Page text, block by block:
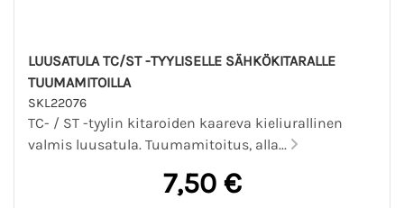
LUUSATULA TC/ST -TYYLISELLE SÄHKÖKITARALLE
TUUMAMITOILLA
SKL22076
TC- / ST -tyylin kitaroiden kaareva kieliurallinen
valmis luusatula. Tuumamitoitus, alla...
7,50 €